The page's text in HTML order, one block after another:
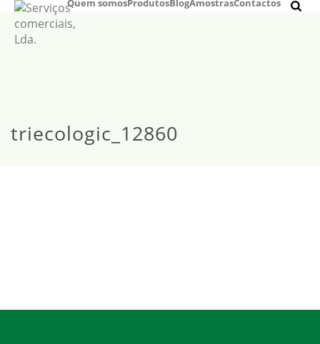
Quem somosProdutosBlogAmostrasContactos
triecologic_12860